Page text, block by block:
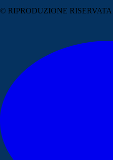
© RIPRODUZIONE RISERVATA